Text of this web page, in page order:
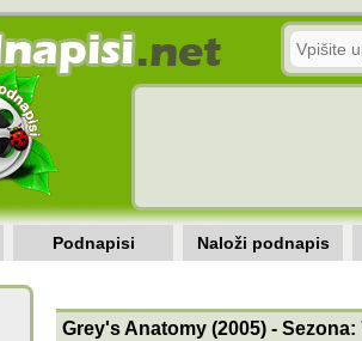
Podnapisi Naloži podnapis
Grey's Anatomy (2005) - Sezona: